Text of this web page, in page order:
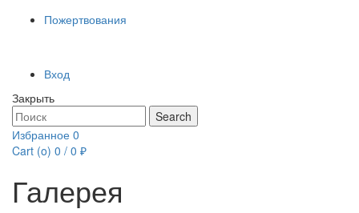
Пожертвования
Вход
Закрыть
Search
for:
Search
Избранное 0
Cart (o) 0 / 0 ₽
Галерея